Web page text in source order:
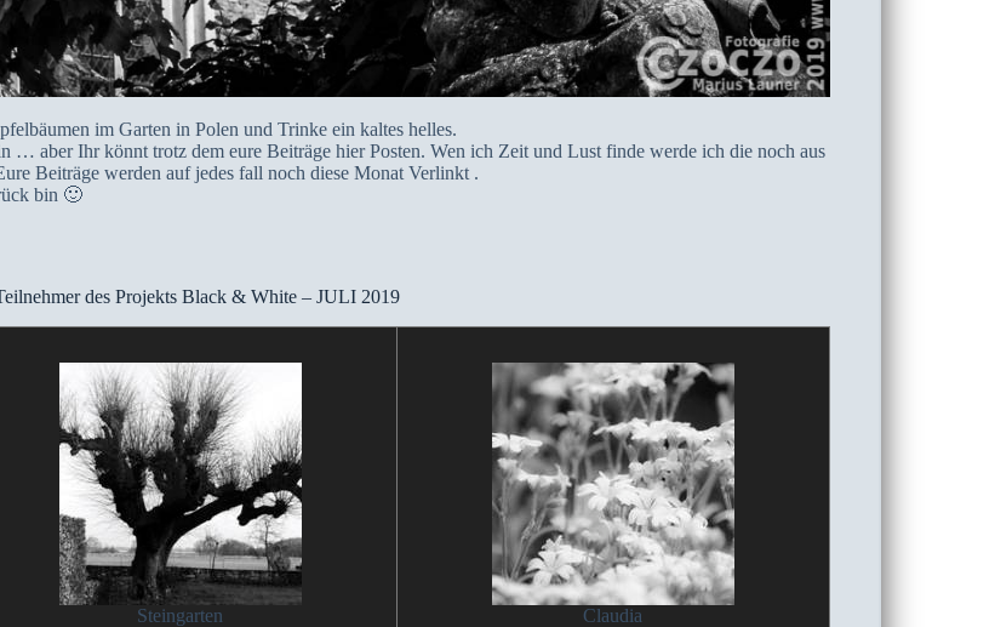
im Garten in Polen und Trinke ein kaltes helles.
… aber Ihr könnt trotz dem eure Beiträge hier Posten. Wen ich Zeit und Lust finde werde ich die noch aus
Beiträge werden auf jedes fall noch diese Monat Verlinkt .
bin 🙂
des Projekts Black & White – JULI 2019
Steingarten Claudia